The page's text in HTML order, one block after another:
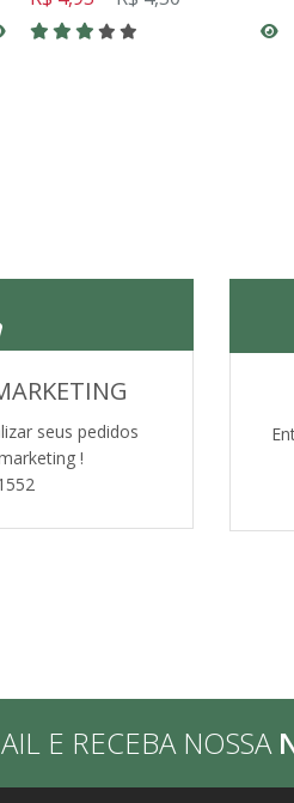
seus pedidos
!
E RECEBA NOSSA